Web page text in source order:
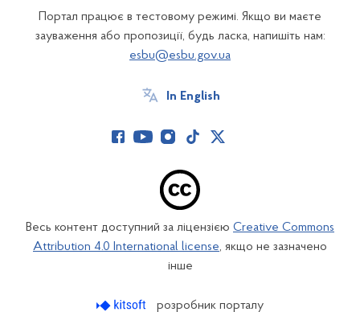
Портал працює в тестовому режимі. Якщо ви маєте
зауваження або пропозиції, будь ласка, напишіть нам:
esbu@esbu.gov.ua
In English
Весь контент доступний за ліцензією Creative Commons
Attribution 4.0 International license, якщо не зазначено
інше
розробник порталу